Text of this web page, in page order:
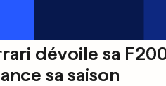
dévoile sa
sa saison